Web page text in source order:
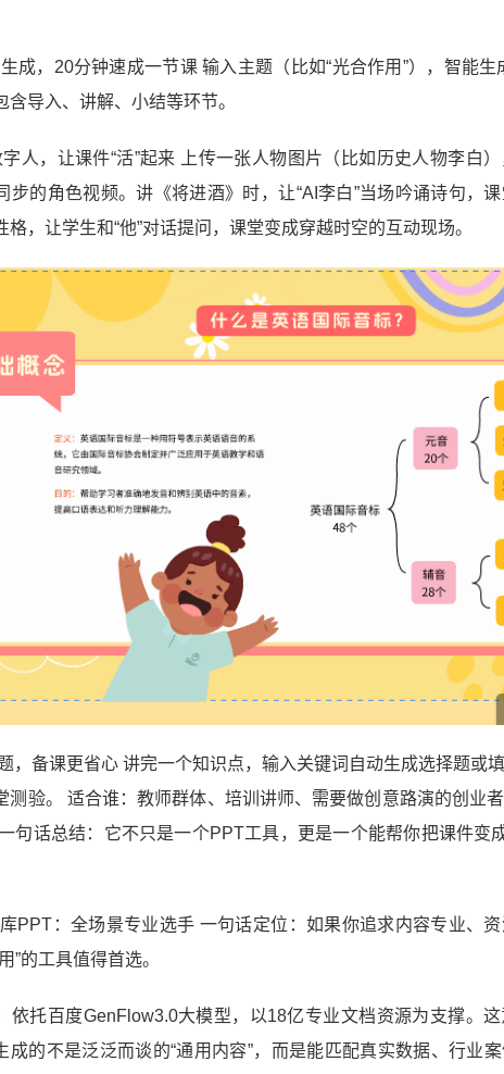
成，20分钟速成一节课 输入主题（比如“光合作用”），智能
含导入、讲解、小结等环节。
人，让课件“活”起来 上传一张人物图片（比如历史人物李白
步的角色视频。讲《将进酒》时，让“AI李白”当场吟诵诗句，
格，让学生和“他”对话提问，课堂变成穿越时空的互动现场。
，备课更省心 讲完一个知识点，输入关键词自动生成选择题或
测验。 适合谁：教师群体、培训讲师、需要做创意路演的创业
句话总结：它不只是一个PPT工具，更是一个能帮你把课件变
PPT：全场景专业选手 一句话定位：如果你追求内容专业、
”的工具值得首选。
依托百度GenFlow3.0大模型，以18亿专业文档资源为支撑。
成的不是泛泛而谈的“通用内容”，而是能匹配真实数据、行业